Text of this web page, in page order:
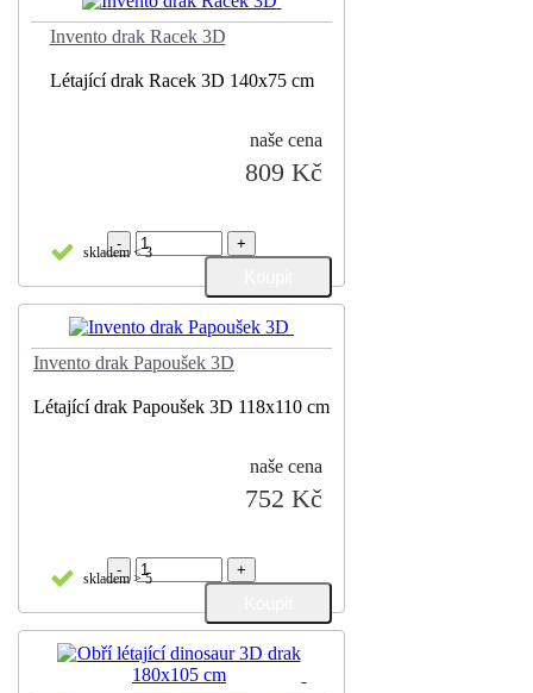
Invento drak Racek 3D
Létající drak Racek 3D 140x75 cm
naše cena
809 Kč
skladem < 3
- +
Invento drak Papoušek 3D
Létající drak Papoušek 3D 118x110 cm
naše cena
752 Kč
skladem > 5
- +